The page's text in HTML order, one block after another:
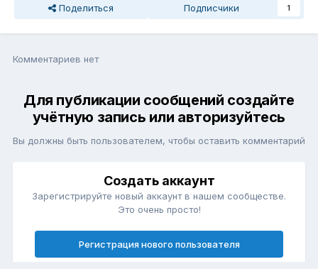
Поделиться Подписчики 1
Комментариев нет
Для публикации сообщений создайте
учётную запись или авторизуйтесь
Вы должны быть пользователем, чтобы оставить комментарий
Создать аккаунт
Зарегистрируйте новый аккаунт в нашем сообществе.
Это очень просто!
Регистрация нового пользователя